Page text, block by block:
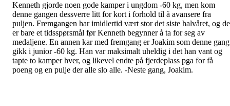
Kenneth gjorde noen gode kamper i ungdom -60 kg, men kom
denne gangen dessverre litt for kort i forhold til å avansere fra
puljen. Fremgangen har imidlertid vært stor det siste halvåret, og
er bare et tidsspørsmål før Kenneth begynner å ta for seg av
medaljene. En annen kar med fremgang er Joakim som denne gang
gikk i junior -60 kg. Han var maksimalt uheldig i det han vant og
tapte to kamper hver, og likevel endte på fjerdeplass pga for få
poeng og en pulje der alle slo alle. -Neste gang, Joakim.